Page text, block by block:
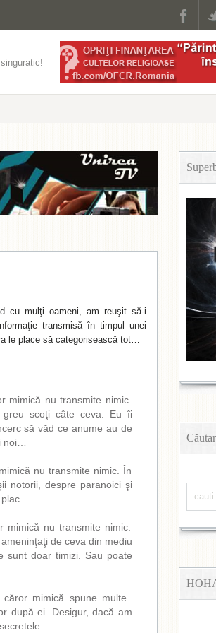
cu mulţi oameni, am reuşit să-i
transmisă în timpul unei
le place să categorisească tot…
mimică nu transmite nimic.
scoţi câte ceva. Eu îi
să văd ce anume au de
noi…
nu transmite nimic. În
notorii, despre paranoici şi
nu transmite nimic.
de ceva din mediu
sunt doar timizi. Sau poate
mimică spune multe.
după ei. Desigur, dacă am